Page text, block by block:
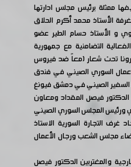
ممثلة برئيس مجلس ادارتها
الأستاذ محمد أكرم الحلاق
و الأستاذ حسام الطير عضو
التضامنية مع جمهورية
تحت شعار (معاً ضد فيروس
السوري الصيني في فندق
الصيني في دمشق فيونغ
الدكتور فيصل المقداد ومعاون
ورئيس المجلس السوري الصيني
التجارة السورية الاستاذ
مجلس الشعب ورجال الأعمال
والمغتربين الدكتور فيصل